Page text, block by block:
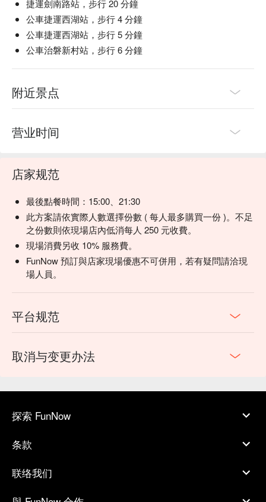
🍽 GUMGUM Beer & Wings 菜單
金沙渔夫披萨 Golden Sand Fisherman Pizza | 咸蛋黄酱与新
鲜海产的奇妙组合，口感独特的创意披萨。
🥤 招牌饮品
GumGum 生啤组合 | 选择困难症的福音！一次就能尝遍多款
店内精酿。
创意特调 | 打破常规的独特调酒，每一杯都充满惊喜。
在地精酿啤酒 | 精选来自红点、55街、酉鬼啤酒等台湾顶尖酒
厂的佳酿。
💡 FunNow 懂吃笔记：本推荐由 AI 汇整网络热门口碑。（贴
捷運劍南路站，步行 20 分鐘
公車捷運西湖站，步行 4 分鐘
公車捷運西湖站，步行 5 分鐘
公車治磐新村站，步行 6 分鐘
附近景点
营业时间
店家规范
最後點餐時間：15:00、21:30
此方案請依實際人數選擇份數 ( 每人最多購買一份 )。不足
之份數則依現場店內低消每人 250 元收費。
現場消費另收 10% 服務費。
FunNow 預訂與店家現場優惠不可併用，若有疑問請洽現
場人員。
平台规范
取消与变更办法
探索 FunNow
条款
联络我们